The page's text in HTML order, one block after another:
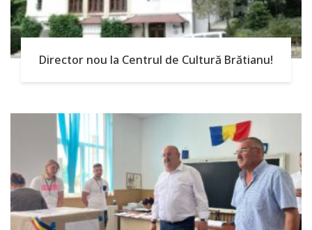
Director nou la Centrul de Cultură Brătianu!